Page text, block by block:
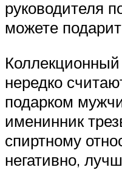
руководителя
можете
Коллекционный
нередко
подарком
именинник
спиртному
негативно,